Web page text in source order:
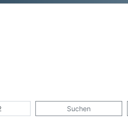
Suchen